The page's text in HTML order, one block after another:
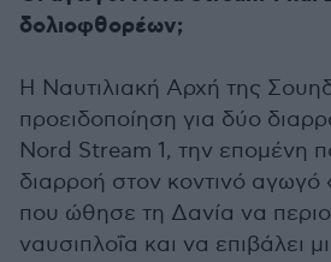
δολιοφθορέων;
Η Ναυτιλιακή Αρχή της
προειδοποίηση για δύο
Nord Stream 1, την επομένη
διαρροή στον κοντινό
που ώθησε τη Δανία να
ναυσιπλοΐα και να επιβάλει